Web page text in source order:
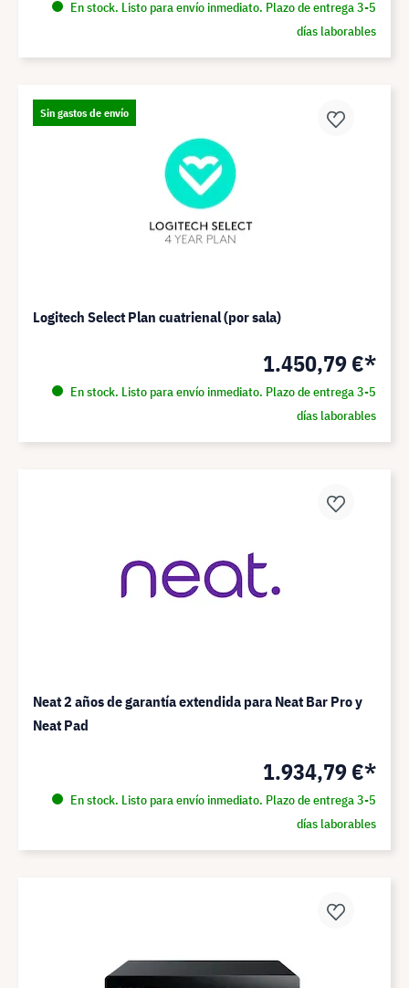
En stock. Listo para envío inmediato. Plazo de entrega 3-5
días laborables
Sin gastos de envío
Logitech Select Plan cuatrienal (por sala)
1.450,79 €*
En stock. Listo para envío inmediato. Plazo de entrega 3-5
días laborables
Neat 2 años de garantía extendida para Neat Bar Pro y
Neat Pad
1.934,79 €*
En stock. Listo para envío inmediato. Plazo de entrega 3-5
días laborables